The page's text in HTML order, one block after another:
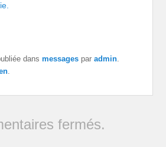
dansmessages paradmin.
.
fermés.